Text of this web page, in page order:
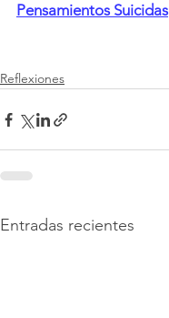
Pensamientos Suicidas
Reflexiones
Entradas recientes